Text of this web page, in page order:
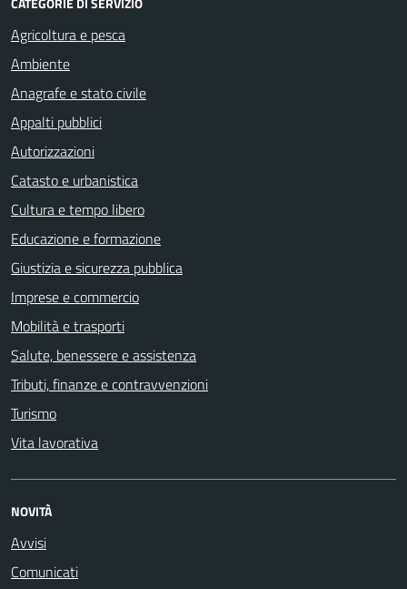
Agricoltura e pesca
Ambiente
Anagrafe e stato civile
Appalti pubblici
Autorizzazioni
Catasto e urbanistica
Cultura e tempo libero
Educazione e formazione
Giustizia e sicurezza pubblica
Imprese e commercio
Mobilità e trasporti
Salute, benessere e assistenza
Tributi, finanze e contravvenzioni
Turismo
Vita lavorativa
NOVITÀ
Avvisi
Comunicati